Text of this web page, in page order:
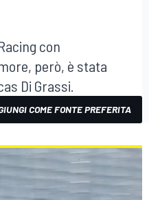
con
però, è stata
Di Grassi.
COME FONTE PREFERITA